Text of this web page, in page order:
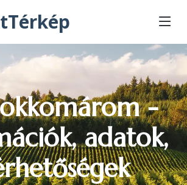
-
adatok,